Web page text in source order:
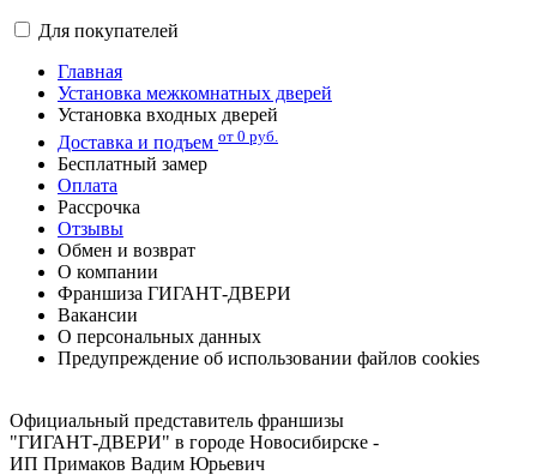
Для покупателей
Главная
Установка межкомнатных дверей
Установка входных дверей
Доставка и подъем от 0 руб.
Бесплатный замер
Оплата
Рассрочка
Отзывы
Обмен и возврат
О компании
Франшиза ГИГАНТ-ДВЕРИ
Вакансии
О персональных данных
Предупреждение об использовании файлов cookies
Официальный представитель франшизы
"ГИГАНТ-ДВЕРИ" в городе Новосибирске -
ИП Примаков Вадим Юрьевич